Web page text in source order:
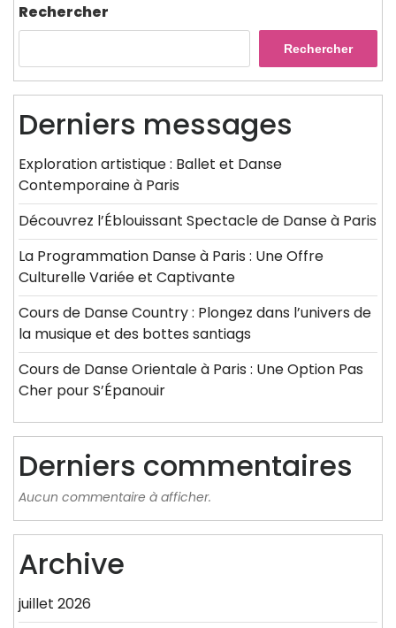
Rechercher
Rechercher
Derniers messages
Exploration artistique : Ballet et Danse
Contemporaine à Paris
Découvrez l’Éblouissant Spectacle de Danse à Paris
La Programmation Danse à Paris : Une Offre
Culturelle Variée et Captivante
Cours de Danse Country : Plongez dans l’univers de
la musique et des bottes santiags
Cours de Danse Orientale à Paris : Une Option Pas
Cher pour S’Épanouir
Derniers commentaires
Aucun commentaire à afficher.
Archive
juillet 2026